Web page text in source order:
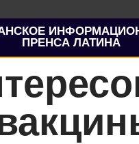
ПРЕНСА ЛАТИНА